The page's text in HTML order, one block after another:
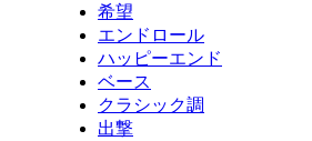
希望
エンドロール
ハッピーエンド
ベース
クラシック調
出撃